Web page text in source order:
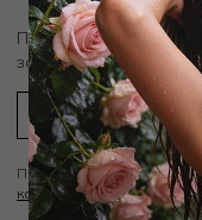
Подпишитесь на
заказ
Подписываясь на
конфиденциальности